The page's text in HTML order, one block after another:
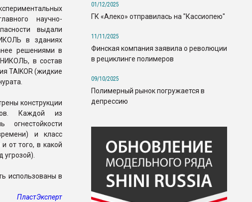
научно-
выдали
в зданиях
решениями в
в состав
TAIKOR (жидкие
конструкции
Каждой из
огнестойкости
и класс
от того, в какой
угрозой).
использованы в
ПластЭксперт
01/12/2025
ГК «Алеко» отправилась на "Кассиопею"
11/11/2025
Финская компания заявила о революции
в рециклинге полимеров
09/10/2025
Полимерный рынок погружается в
депрессию